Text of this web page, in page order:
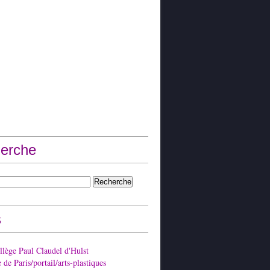
Paul Claudel d'Hulst
de Paris/portail/arts-plastiques